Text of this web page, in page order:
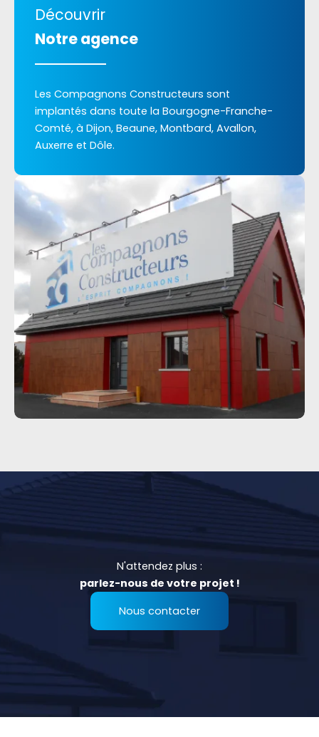
Découvrir
Notre agence
Les Compagnons Constructeurs sont
implantés dans toute la Bourgogne-Franche-
Comté, à Dijon, Beaune, Montbard, Avallon,
Auxerre et Dôle.
N'attendez plus :
parlez-nous de votre projet !
Nous contacter